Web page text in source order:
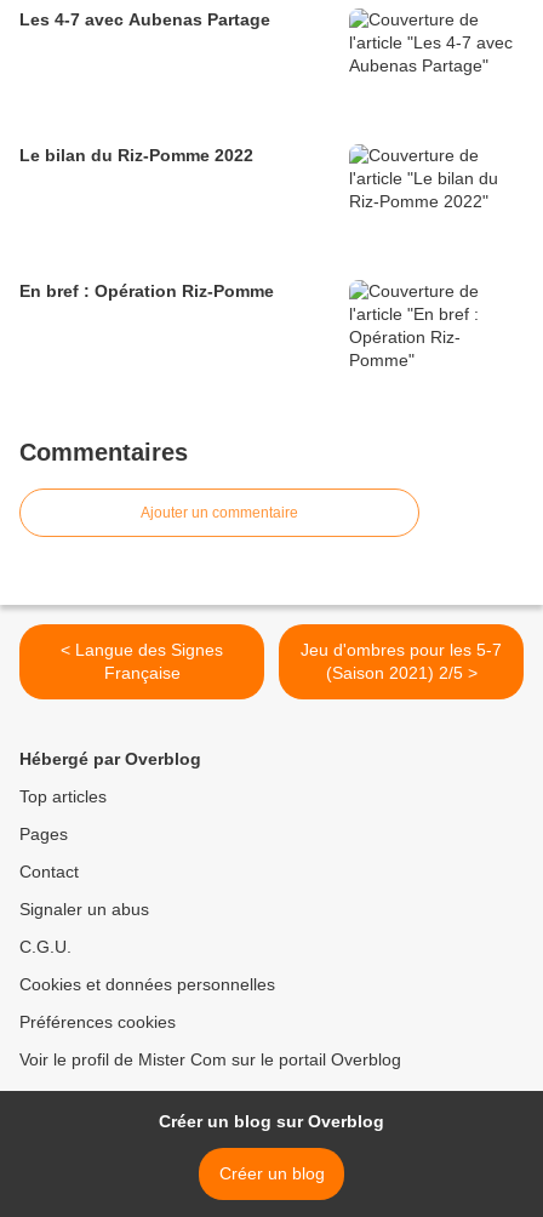
Les 4-7 avec Aubenas Partage
Le bilan du Riz-Pomme 2022
En bref : Opération Riz-Pomme
Commentaires
Ajouter un commentaire
< Langue des Signes
Française
Jeu d'ombres pour les 5-7
(Saison 2021) 2/5 >
Hébergé par Overblog
Top articles
Pages
Contact
Signaler un abus
C.G.U.
Cookies et données personnelles
Préférences cookies
Voir le profil de Mister Com sur le portail Overblog
Créer un blog sur Overblog
Créer un blog